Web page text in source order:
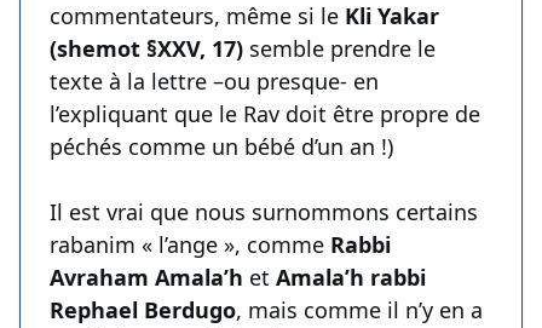
commentateurs, même si le Kli Yakar
(shemot §XXV, 17) semble prendre le
texte à la lettre –ou presque- en
l’expliquant que le Rav doit être propre de
péchés comme un bébé d’un an !)
Il est vrai que nous surnommons certains
rabanim « l’ange », comme Rabbi
Avraham Amala’h et Amala’h rabbi
Rephael Berdugo, mais comme il n’y en a